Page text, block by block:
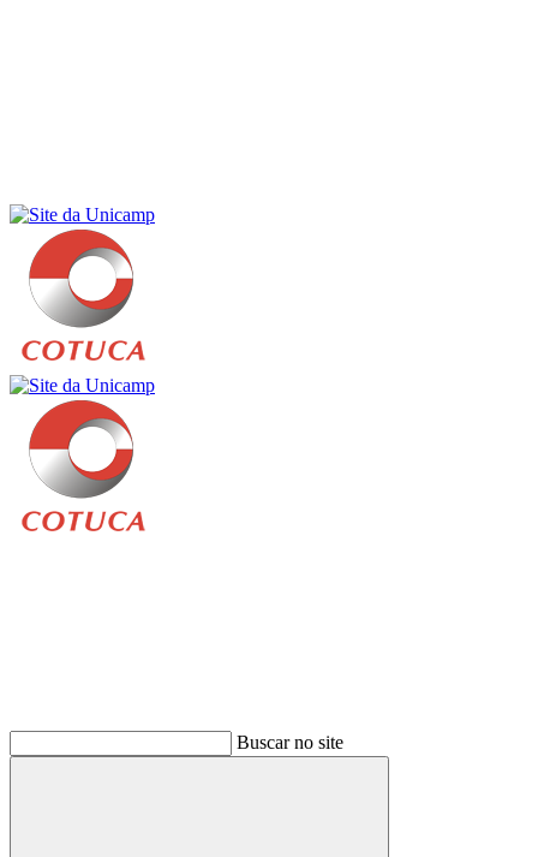
Buscar no site